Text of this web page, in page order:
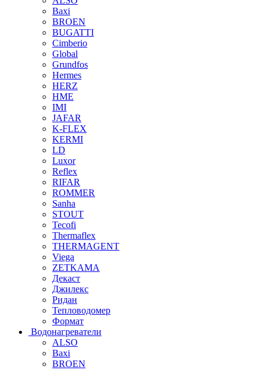
Baxi
BROEN
BUGATTI
Cimberio
Global
Grundfos
Hermes
HERZ
HME
IMI
JAFAR
K-FLEX
KERMI
LD
Luxor
Reflex
RIFAR
ROMMER
Sanha
STOUT
Tecofi
Thermaflex
THERMAGENT
Viega
ZETKAMA
Декаст
Джилекс
Ридан
Тепловодомер
Формат
Водонагреватели
ALSO
Baxi
BROEN